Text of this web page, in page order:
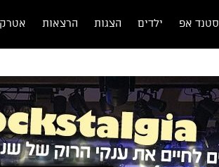
סטנד אפ ילדים הצגות הרצאות